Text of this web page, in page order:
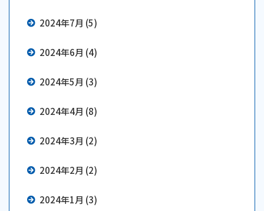
2024年7月 (5)
2024年6月 (4)
2024年5月 (3)
2024年4月 (8)
2024年3月 (2)
2024年2月 (2)
2024年1月 (3)